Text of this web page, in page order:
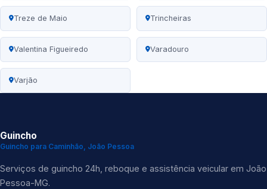
Treze de Maio Trincheiras
Valentina Figueiredo Varadouro
Varjão
Guincho
Guincho para Caminhão, João Pessoa
Serviços de guincho 24h, reboque e assistência veicular em João
Pessoa-MG.